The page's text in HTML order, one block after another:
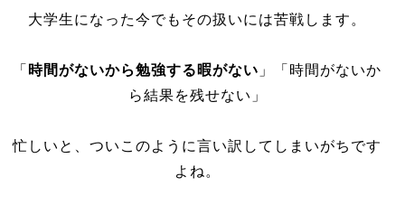
大学生になった今でもその扱いには苦戦します。
「 時間がないから勉強する暇がない 」「時間がないか
ら結果を残せない」
忙しいと、ついこのように言い訳してしまいがちです
よね。